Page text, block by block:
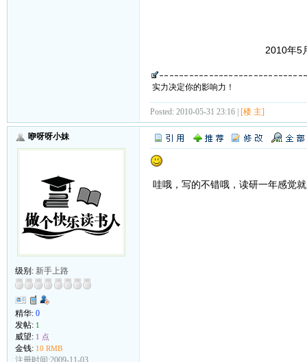
2010年5月29日下
实力决定你的影响力！
Posted: 2010-05-31 23:16 | [楼 主]
咿呀呀小妹
级别: 新手上路
精华: 0
发帖: 1
威望: 1 点
金钱: 10 RMB
哇哦，写的不错哦，读研一年感觉